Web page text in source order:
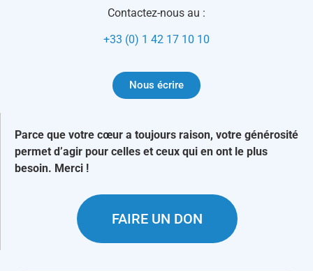
Contactez-nous au :
+33 (0) 1 42 17 10 10
Nous écrire
Parce que votre cœur a toujours raison, votre générosité
permet d’agir pour celles et ceux qui en ont le plus
besoin. Merci !
FAIRE UN DON